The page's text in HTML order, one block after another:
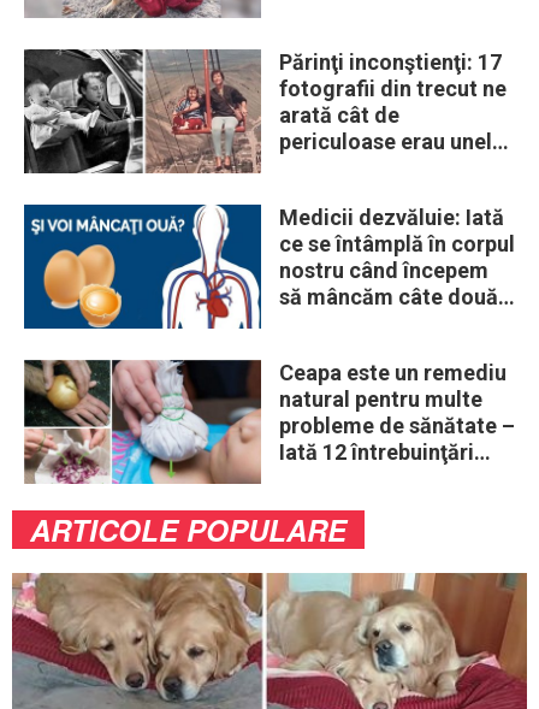
Părinţi inconştienţi: 17
fotografii din trecut ne
arată cât de
periculoase erau unele
Medicii dezvăluie: Iată
ce se întâmplă în corpul
nostru când începem
să mâncăm câte două
Ceapa este un remediu
natural pentru multe
probleme de sănătate –
Iată 12 întrebuinţări
ARTICOLE POPULARE